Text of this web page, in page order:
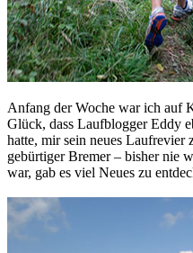
Anfang der Woche war ich auf
Glück, dass Laufblogger Eddy
hatte, mir sein neues
gebürtiger Bremer – bisher nie
war, gab es viel Neues zu